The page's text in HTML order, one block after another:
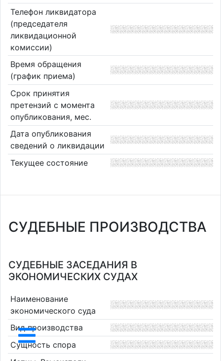
Телефон ликвидатора
(председателя
ликвидационной
комиссии)
Время обращения
(график приема)
Срок принятия
претензий с момента
опубликования, мес.
Дата опубликования
сведений о ликвидации
Текущее состояние
СУДЕБНЫЕ ПРОИЗВОДСТВА
СУДЕБНЫЕ ЗАСЕДАНИЯ В
ЭКОНОМИЧЕСКИХ СУДАХ
Наименование
экономического суда
Вид производства
Сущность спора